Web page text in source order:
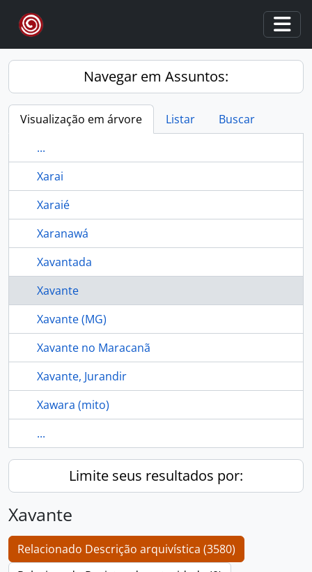
Skip to main content
Navegar em Assuntos:
Visualização em árvore Listar
Buscar
...
Xarai
Xaraié
Xaranawá
Xavantada
Xavante
Xavante (MG)
Xavante no Maracanã
Xavante, Jurandir
Xawara (mito)
...
Limite seus resultados por:
Xavante
Relacionado Descrição arquivística (3580)